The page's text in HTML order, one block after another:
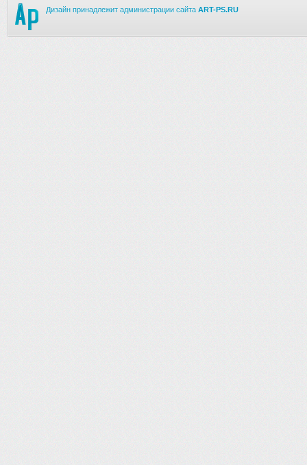
Дизайн принадлежит администрации сайта ART-PS.RU